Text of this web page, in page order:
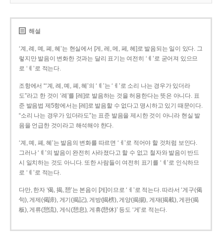
해설
‘계, 례, 몌, 폐, 혜’는 현실에서 [게, 레, 메, 페, 헤]로 발음되는 일이 있다. 그
렇지만 발음이 변화한 것과는 달리 표기는 여전히 ‘ㅖ’로 굳어져 있으므
로 ‘ㅖ’로 적는다.
조항에서 “‘계, 례, 몌, 폐, 혜’의 ‘ㅖ’는 ‘ㅔ’로 소리 나는 경우가 있더라
도”라고 한 것이 ‘례’를 [레]로 발음하는 것을 허용한다는 뜻은 아니다. 표
준 발음법 제5항에서는 [레]로 발음할 수 없다고 명시하고 있기 때문이다.
“소리 나는 경우가 있더라도”는 표준 발음을 제시한 것이 아니라 현실 발
음을 언급한 것이라고 해석해야 한다.
‘계, 몌, 폐, 혜’는 발음의 변화를 따르면 ‘ㅔ’로 적어야 할 것처럼 보인다.
그러나 ‘ㅖ’의 발음이 완전히 사라졌다고 할 수 없고 철자와 발음이 반드
시 일치하는 것도 아니다. 또한 사람들이 여전히 표기를 ‘ㅖ’로 인식하므
로 ‘ㅖ’로 적는다.
다만, 한자 ‘偈, 揭, 憩’는 본음이 [게]이므로 ‘ㅔ’로 적는다. 따라서 ‘게구(偈
句), 게제(偈諦), 게기(揭記), 게방(揭榜), 게양(揭揚), 게재(揭載), 게판(揭
板), 게류(憩流), 게식(憩息), 게휴(憩休)’ 등도 ‘게’로 적는다.